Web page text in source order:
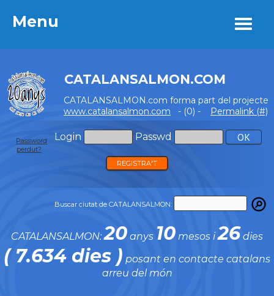
Menu
CATALANSALMON.COM
CATALANSALMON.com forma part del projecte
www.catalansalmon.com - (0) - Permalink (#)
Login Passwd
Password
perdut?
REGISTRA'T
Buscar ciutat de CATALANSALMON:
CATALANSALMON:20 anys 10 mesos i26 dies
( 7.634 dies ) posant en contacte catalans
arreu del món
Menu